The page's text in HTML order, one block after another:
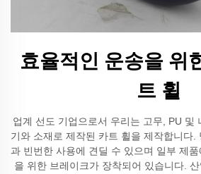
효율적인 운송을 위
트 휠
업계 선도 기업으로서 우리는 고무, PU 및
기와 소재로 제작된 카트 휠을 제작합니다.
과 빈번한 사용에 견딜 수 있으며 일부 제
을 위한 브레이크가 장착되어 있습니다.